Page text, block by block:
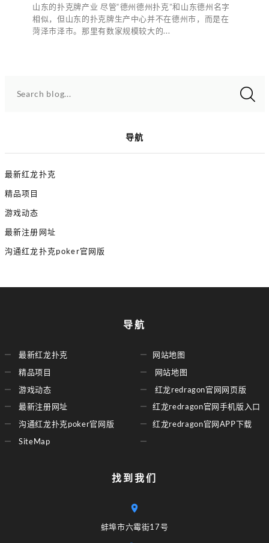
山东的扑克牌产业 尽管“德州德州扑克”和山东德州名字
相似，但山东的扑克牌生产中心并不在德州市，而是在
菏泽市泽市。那里有数家规模较大的...
Search blog...
导航
最新红龙扑克
精品项目
游戏动态
最新注册网址
沟通红龙扑克poker官网版
导航
最新红龙扑克
精品项目
游戏动态
最新注册网址
沟通红龙扑克poker官网版
SiteMap
网站地图
网站地图
红龙redragon官网网页版
红龙redragon官网手机版入口
红龙redragon官网APP下载
找到我们
蚌埠市六霉街17号